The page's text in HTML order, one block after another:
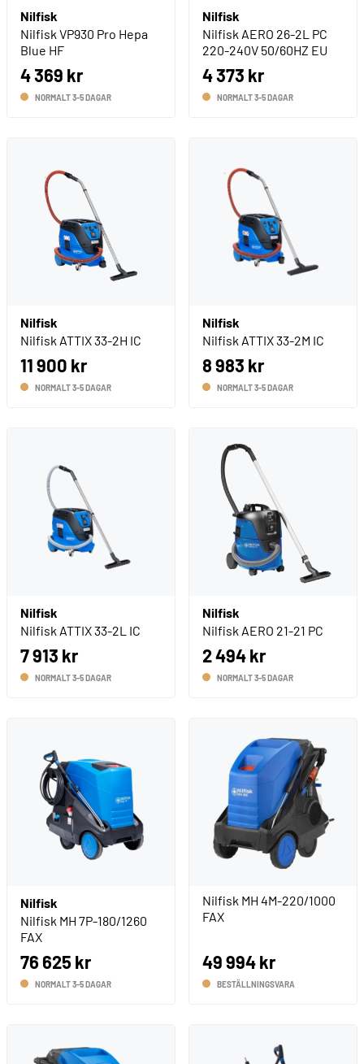
Nilfisk
Nilfisk VP930 Pro Hepa
Blue HF
4 369 kr
NORMALT 3-5 DAGAR
Nilfisk
Nilfisk AERO 26-2L PC
220-240V 50/60HZ EU
4 373 kr
NORMALT 3-5 DAGAR
Nilfisk
Nilfisk ATTIX 33-2H IC
11 900 kr
NORMALT 3-5 DAGAR
Nilfisk
Nilfisk ATTIX 33-2M IC
8 983 kr
NORMALT 3-5 DAGAR
Nilfisk
Nilfisk ATTIX 33-2L IC
7 913 kr
NORMALT 3-5 DAGAR
Nilfisk
Nilfisk AERO 21-21 PC
2 494 kr
NORMALT 3-5 DAGAR
Nilfisk
Nilfisk MH 7P-180/1260
FAX
76 625 kr
NORMALT 3-5 DAGAR
Nilfisk MH 4M-220/1000
FAX
49 994 kr
BESTÄLLNINGSVARA